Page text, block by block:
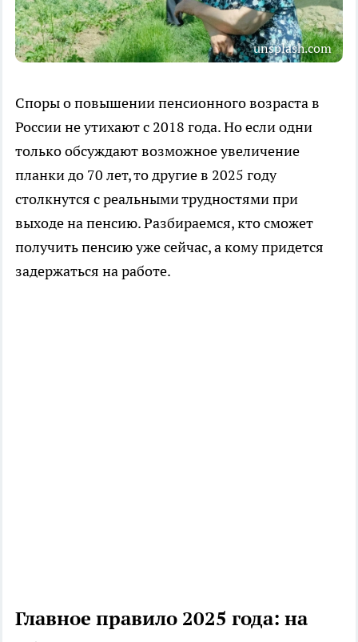
unsplash.com
Споры о повышении пенсионного возраста в
России не утихают с 2018 года. Но если одни
только обсуждают возможное увеличение
планки до 70 лет, то другие в 2025 году
столкнутся с реальными трудностями при
выходе на пенсию. Разбираемся, кто сможет
получить пенсию уже сейчас, а кому придется
задержаться на работе.
Главное правило 2025 года: на